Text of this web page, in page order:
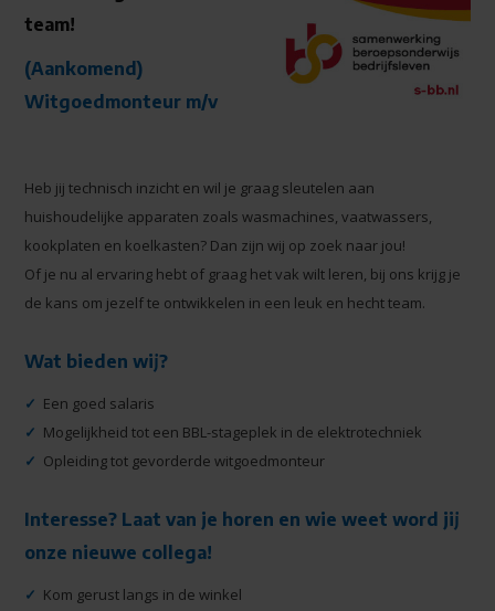
team!
(Aankomend)
Witgoedmonteur m/v
Heb jij technisch inzicht en wil je graag sleutelen aan
huishoudelijke apparaten zoals wasmachines, vaatwassers,
kookplaten en koelkasten? Dan zijn wij op zoek naar jou!
Of je nu al ervaring hebt of graag het vak wilt leren, bij ons krijg je
de kans om jezelf te ontwikkelen in een leuk en hecht team.
Wat bieden wij?
✓ Een goed salaris
✓ Mogelijkheid tot een BBL-stageplek in de elektrotechniek
✓ Opleiding tot gevorderde witgoedmonteur
Interesse? Laat van je horen en wie weet word jij
onze nieuwe collega!
✓ Kom gerust langs in de winkel